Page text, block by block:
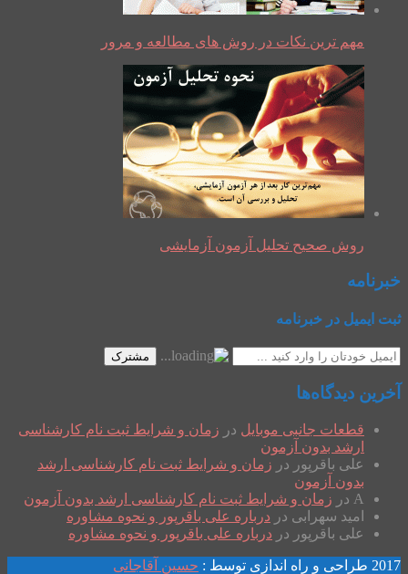
مهم ترین نکات در روش های مطالعه و مرور
روش صحیح تحلیل آزمون آزمایشی
خبرنامه
ثبت ایمیل در خبرنامه
مشترک
آخرین دیدگاه‌ها
قطعات جانبی موبایل در زمان و شرایط ثبت نام کارشناسی
ارشد بدون آزمون
علی باقرپور در زمان و شرایط ثبت نام کارشناسی ارشد
بدون آزمون
A در زمان و شرایط ثبت نام کارشناسی ارشد بدون آزمون
امید سهرابی در درباره علی باقرپور و نحوه مشاوره
علی باقرپور در درباره علی باقرپور و نحوه مشاوره
2017 طراحی و راه اندازی توسط : حسین آقاجانی